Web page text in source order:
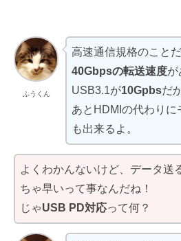
ふうくん
高速通信規格のことだ
40Gbpsの転送速度が
USB3.1が10Gpbsだ
あとHDMIの代わり
も出来るよ。
よくわかんないけど、データ送
ちゃ早いって事なんだね！
じゃUSB PD対応って何？